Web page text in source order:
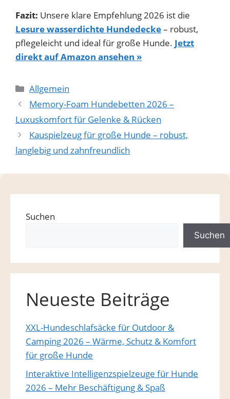
Fazit: Unsere klare Empfehlung 2026 ist die
Lesure wasserdichte Hundedecke– robust,
pflegeleicht und ideal für große Hunde. Jetzt
direkt auf Amazon ansehen »
Kategorien
Allgemein
Memory-Foam Hundebetten 2026 –
Luxuskomfort für Gelenke & Rücken
Kauspielzeug für große Hunde – robust,
langlebig und zahnfreundlich
Suchen
Suchen
Neueste Beiträge
XXL-Hundeschlafsäcke für Outdoor &
Camping 2026 – Wärme, Schutz & Komfort
für große Hunde
Interaktive Intelligenzspielzeuge für Hunde
2026 – Mehr Beschäftigung & Spaß